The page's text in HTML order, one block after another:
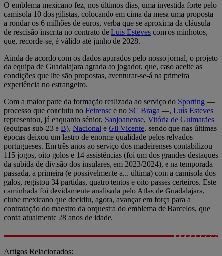
O emblema mexicano fez, nos últimos dias, uma investida forte pelo
camisola 10 dos gilistas, colocando em cima da mesa uma proposta
a rondar os 6 milhões de euros, verba que se aproxima da cláusula
de rescisão inscrita no contrato de Luís Esteves com os minhotos,
que, recorde-se, é válido até junho de 2028.
Ainda de acordo com os dados apurados pelo nosso jornal, o projeto
da equipa de Guadalajara agrada ao jogador, que, caso aceite as
condições que lhe são propostas, aventurar-se-á na primeira
experiência no estrangeiro.
Com a maior parte da formação realizada ao serviço do Sporting —
processo que concluiu no Feirense e no SC Braga —, Luís Esteves
representou, já enquanto sénior, Sanjoanense, Vitória de Guimarães
(equipas sub-23 e B), Nacional e Gil Vicente, sendo que nas últimas
épocas deixou um lastro de enorme qualidade pelos relvados
portugueses. Em três anos ao serviço dos madeirenses contabilizou
115 jogos, oito golos e 14 assistências (foi um dos grandes destaques
da subida de divisão dos insulares, em 2023/2024), e na temporada
passada, a primeira (e possivelmente a... última) com a camisola dos
galos, registou 34 partidas, quatro tentos e oito passes certeiros. Este
caminhada foi devidamente analisada pelo Atlas de Guadalajara,
clube mexicano que decidiu, agora, avançar em força para a
contratação do maestro da orquestra do emblema de Barcelos, que
conta atualmente 28 anos de idade.
Artigos Relacionados: